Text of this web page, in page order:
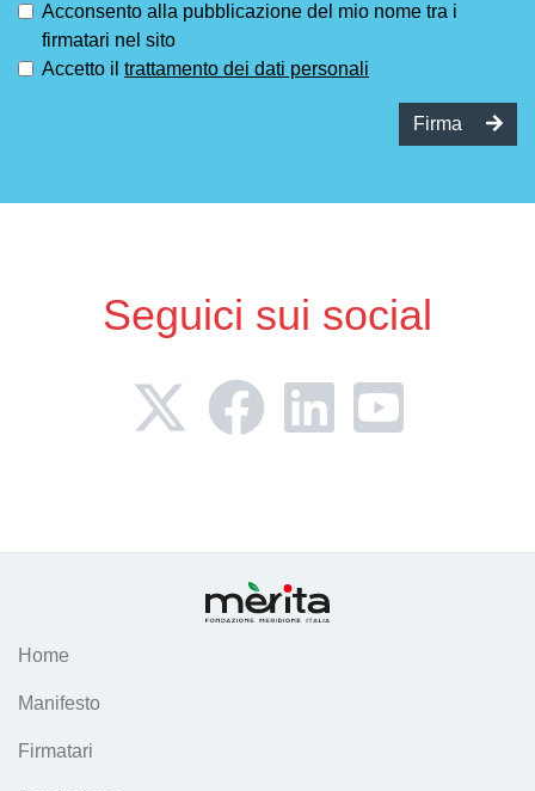
Acconsento alla pubblicazione del mio nome tra i
firmatari nel sito
Accetto il trattamento dei dati personali
Firma
Seguici sui social
Home
Manifesto
Firmatari